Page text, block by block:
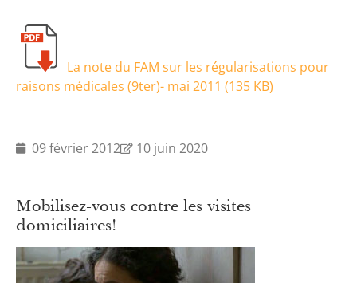
La note du FAM sur les régularisations pour
raisons médicales (9ter)- mai 2011 (135 KB)
09 février 2012 10 juin 2020
Mobilisez-vous contre les visites
domiciliaires!